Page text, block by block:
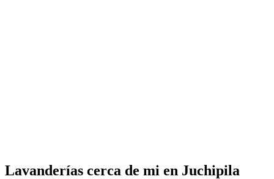
Lavanderías cerca de mi en Juchipila